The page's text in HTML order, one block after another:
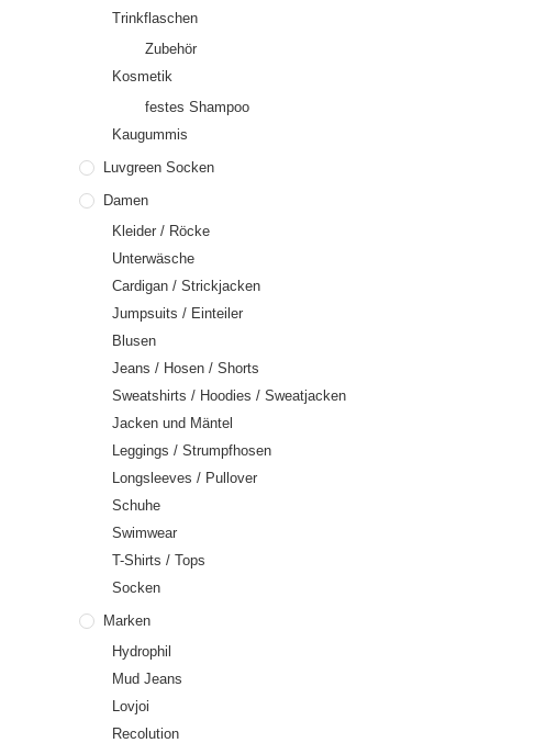
Trinkflaschen
Zubehör
Kosmetik
festes Shampoo
Kaugummis
Luvgreen Socken
Damen
Kleider / Röcke
Unterwäsche
Cardigan / Strickjacken
Jumpsuits / Einteiler
Blusen
Jeans / Hosen / Shorts
Sweatshirts / Hoodies / Sweatjacken
Jacken und Mäntel
Leggings / Strumpfhosen
Longsleeves / Pullover
Schuhe
Swimwear
T-Shirts / Tops
Socken
Marken
Hydrophil
Mud Jeans
Lovjoi
Recolution